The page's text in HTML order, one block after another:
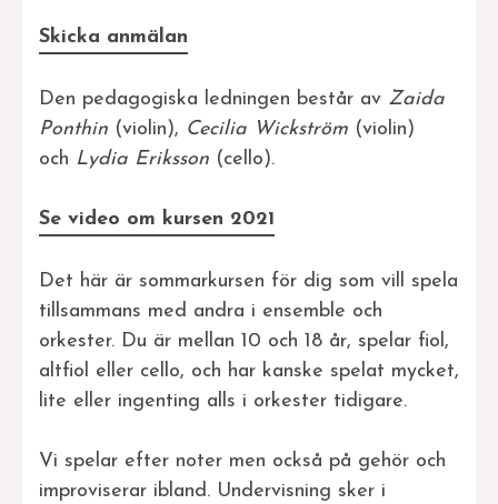
Skicka anmälan
Den pedagogiska ledningen består av Zaida
Ponthin (violin), Cecilia Wickström (violin)
och Lydia Eriksson (cello).
Se video om kursen 2021
Det här är sommarkursen för dig som vill spela
tillsammans med andra i ensemble och
orkester. Du är mellan 10 och 18 år, spelar fiol,
altfiol eller cello, och har kanske spelat mycket,
lite eller ingenting alls i orkester tidigare.
Vi spelar efter noter men också på gehör och
improviserar ibland. Undervisning sker i